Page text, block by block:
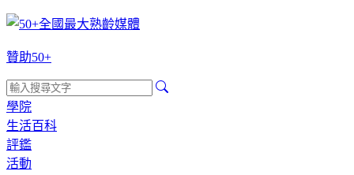
贊助50+
學院
生活百科
評鑑
活動